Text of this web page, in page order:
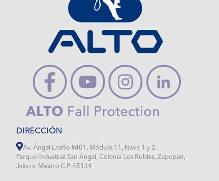
DIRECCIÓN
Av. Ángel Leaño #401, Módulo 11, Nave 1 y 2.
Parque Industrial San Ángel, Colonia Los Robles, Zapopan,
Jalisco, México C.P. 45134